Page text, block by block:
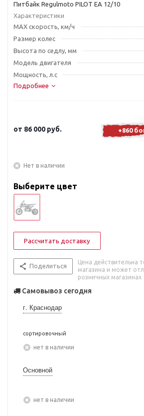
Питбайк Regulmoto PILOT EA 12/10
Характеристики
MAX скорость, км/ч
Размер колес
Высота по седлу, мм
Модель двигателя
Мощность, л.с
Подробнее
от 86 000 руб. +860
Нет в наличии
Выберите цвет
Рассчитать доставку
Поделиться
Цена действительна
магазина и может
розничных магазинах
Самовывоз сегодня
г. Краснодар
сортировочный
Нет в наличии
Основной
Нет в наличии